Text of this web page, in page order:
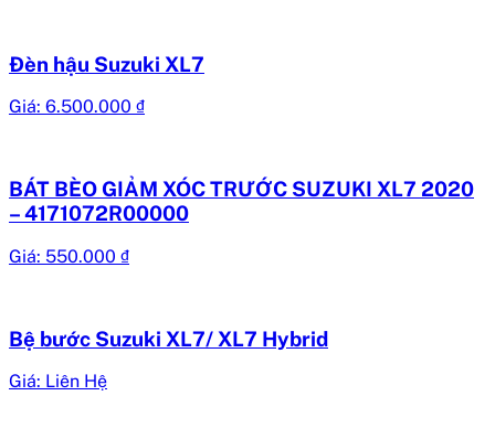
Đèn hậu Suzuki XL7
Giá: 6.500.000 ₫
BÁT BÈO GIẢM XÓC TRƯỚC SUZUKI XL7 2020
– 4171072R00000
Giá: 550.000 ₫
Bệ bước Suzuki XL7/ XL7 Hybrid
Giá: Liên Hệ